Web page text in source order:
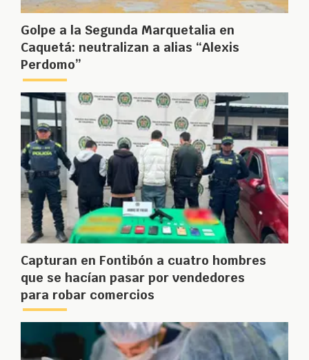
Golpe a la Segunda Marquetalia en
Caquetá: neutralizan a alias “Alexis
Perdomo”
Capturan en Fontibón a cuatro hombres
que se hacían pasar por vendedores
para robar comercios